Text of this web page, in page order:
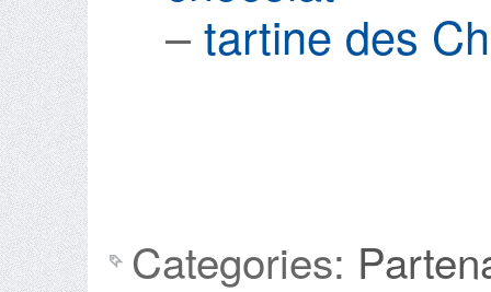
–tartine des
Categories: